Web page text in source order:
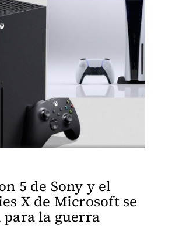
5 de Sony y el
X de Microsoft se
la guerra